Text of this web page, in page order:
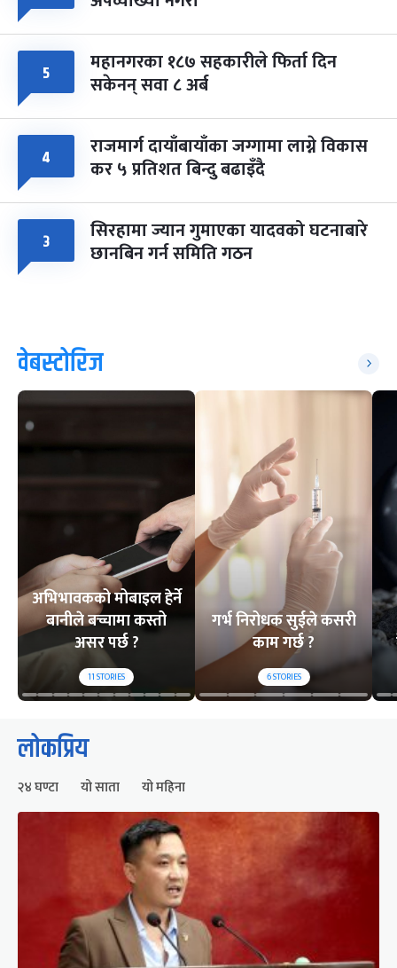
५ महानगरका १८७ सहकारीले फिर्ता दिन
सकेनन् सवा ८ अर्ब
४ राजमार्ग दायाँबायाँका जग्गामा लाग्ने विकास
कर ५ प्रतिशत बिन्दु बढाइँदै
३ सिरहामा ज्यान गुमाएका यादवको घटनाबारे
छानबिन गर्न समिति गठन
वेबस्टोरिज
अभिभावकको मोबाइल हेर्ने
बानीले बच्चामा कस्तो
असर पर्छ ?
11STORIES
गर्भ निरोधक सुईले कसरी
काम गर्छ ?
6STORIES
लोकप्रिय
२४ घण्टा यो साता यो महिना